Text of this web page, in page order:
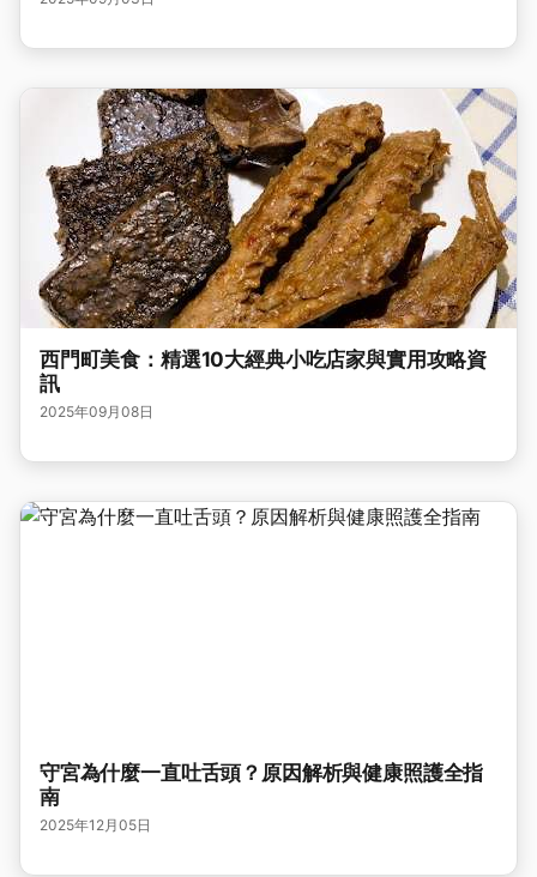
西門町美食：精選10大經典小吃店家與實用攻略資
訊
2025年09月08日
守宮為什麼一直吐舌頭？原因解析與健康照護全指
南
2025年12月05日